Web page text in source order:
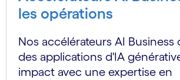
les opérations
Nos accélérateurs AI
des applications d'IA
impact avec une expertise en